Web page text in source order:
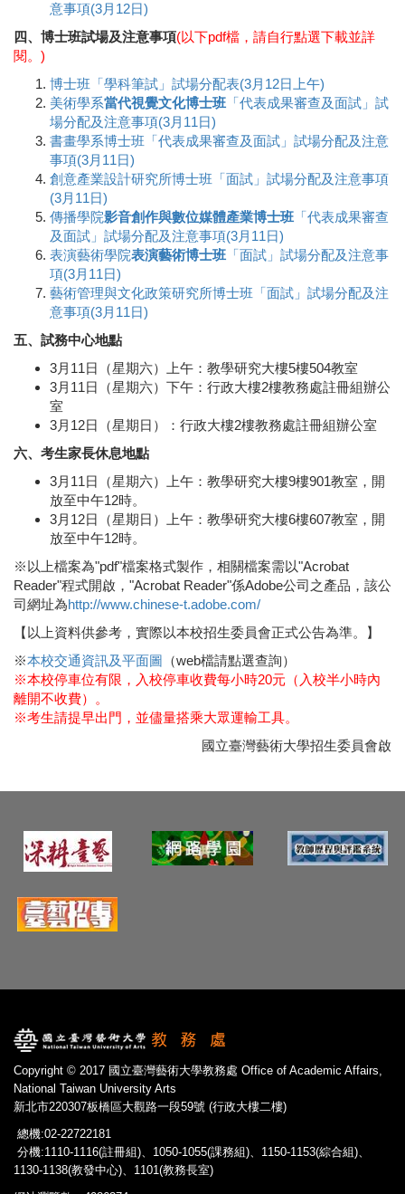
意事項(3月12日)
四、博士班試場及注意事項(以下pdf檔，請自行點選下載並詳
閱。)
博士班「學科筆試」試場分配表(3月12日上午)
美術學系當代視覺文化博士班 「代表成果審查及面試」試
場分配及注意事項(3月11日)
書畫學系博士班「代表成果審查及面試」試場分配及注意
事項(3月11日)
創意產業設計研究所博士班「面試」試場分配及注意事項
(3月11日)
傳播學院影音創作與數位媒體產業博士班 「代表成果審查
及面試」試場分配及注意事項(3月11日)
表演藝術學院表演藝術博士班 「面試」試場分配及注意事
項(3月11日)
藝術管理與文化政策研究所博士班「面試」試場分配及注
意事項(3月11日)
五、試務中心地點
3月11日（星期六）上午：教學研究大樓5樓504教室
3月11日（星期六）下午：行政大樓2樓教務處註冊組辦公
室
3月12日（星期日）：行政大樓2樓教務處註冊組辦公室
六、考生家長休息地點
3月11日（星期六）上午：教學研究大樓9樓901教室，開
放至中午12時。
3月12日（星期日）上午：教學研究大樓6樓607教室，開
放至中午12時。
※以上檔案為"pdf"檔案格式製作，相關檔案需以"Acrobat
Reader"程式開啟，"Acrobat Reader"係Adobe公司之產品，該公
司網址為http://www.chinese-t.adobe.com/
【以上資料供參考，實際以本校招生委員會正式公告為準。】
※本校交通資訊及平面圖 （web檔請點選查詢）
※本校停車位有限，入校停車收費每小時20元（入校半小時內
離開不收費）。
※考生請提早出門，並儘量搭乘大眾運輸工具。
國立臺灣藝術大學招生委員會啟
Copyright © 2017 國立臺灣藝術大學教務處 Office of Academic Affairs,
National Taiwan University Arts
新北市220307板橋區大觀路一段59號 (行政大樓二樓)
總機:02-22722181
分機:1110-1116(註冊組)、1050-1055(課務組)、1150-1153(綜合組)、
1130-1138(教發中心)、1101(教務長室)